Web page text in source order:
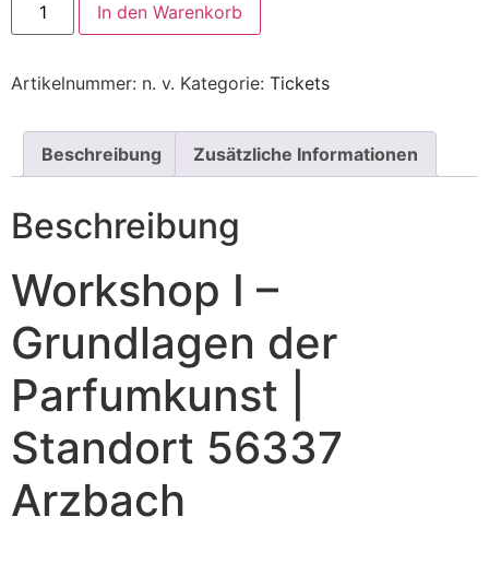
In den Warenkorb
Artikelnummer: n. v. Kategorie: Tickets
Beschreibung Zusätzliche Informationen
Beschreibung
Workshop I –
Grundlagen der
Parfumkunst |
Standort 56337
Arzbach